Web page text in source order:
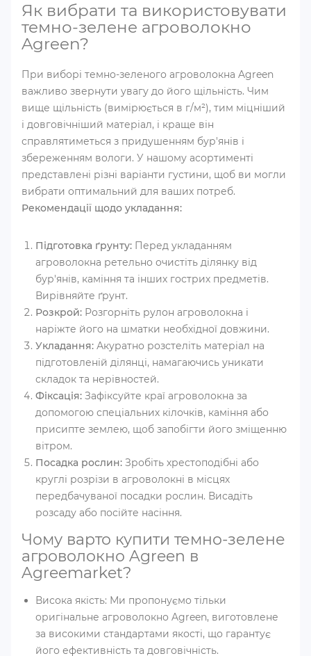
Як вибрати та використовувати
темно-зелене агроволокно
Agreen?
При виборі темно-зеленого агроволокна Agreen
важливо звернути увагу до його щільність. Чим
вище щільність (вимірюється в г/м²), тим міцніший
і довговічніший матеріал, і краще він
справлятиметься з придушенням бур'янів і
збереженням вологи. У нашому асортименті
представлені різні варіанти густини, щоб ви могли
вибрати оптимальний для ваших потреб.
Рекомендації щодо укладання:
Підготовка ґрунту: Перед укладанням
агроволокна ретельно очистіть ділянку від
бур'янів, каміння та інших гострих предметів.
Вирівняйте ґрунт.
Розкрой: Розгорніть рулон агроволокна і
наріжте його на шматки необхідної довжини.
Укладання: Акуратно розстеліть матеріал на
підготовленій ділянці, намагаючись уникати
складок та нерівностей.
Фіксація: Зафіксуйте краї агроволокна за
допомогою спеціальних кілочків, каміння або
присипте землею, щоб запобігти його зміщенню
вітром.
Посадка рослин: Зробіть хрестоподібні або
круглі розрізи в агроволокні в місцях
передбачуваної посадки рослин. Висадіть
розсаду або посійте насіння.
Чому варто купити темно-зелене
агроволокно Agreen в
Agreemarket?
Висока якість: Ми пропонуємо тільки
оригінальне агроволокно Agreen, виготовлене
за високими стандартами якості, що гарантує
його ефективність та довговічність.